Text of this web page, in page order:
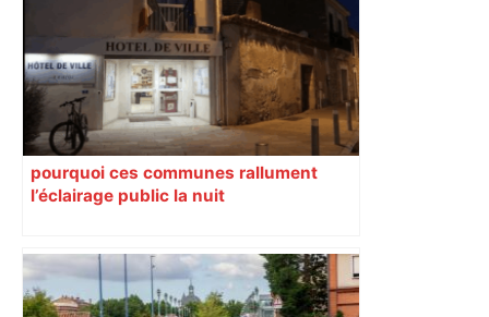
un chargement inattendu –
ladepeche.fr
pourquoi ces communes rallument
l’éclairage public la nuit